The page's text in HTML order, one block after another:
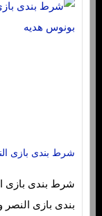
شرط بندی بازی
شرط بندی بازی
بندی بازی